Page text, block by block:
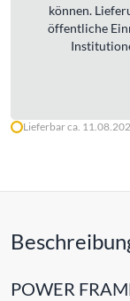
können.
öffentliche
Lieferbar ca.
POWER